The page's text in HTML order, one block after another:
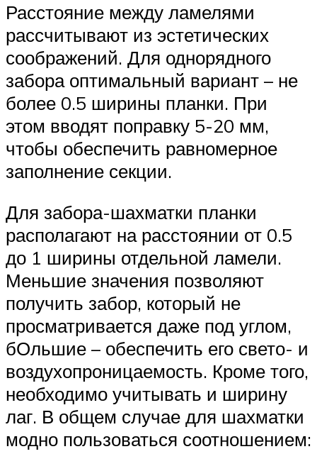
Расстояние между ламелями
рассчитывают из эстетических
соображений. Для однорядного
забора оптимальный вариант – не
более 0.5 ширины планки. При
этом вводят поправку 5-20 мм,
чтобы обеспечить равномерное
заполнение секции.
Для забора-шахматки планки
располагают на расстоянии от 0.5
до 1 ширины отдельной ламели.
Меньшие значения позволяют
получить забор, который не
просматривается даже под углом,
бОльшие – обеспечить его свето- и
воздухопроницаемость. Кроме того,
необходимо учитывать и ширину
лаг. В общем случае для шахматки
модно пользоваться соотношением: